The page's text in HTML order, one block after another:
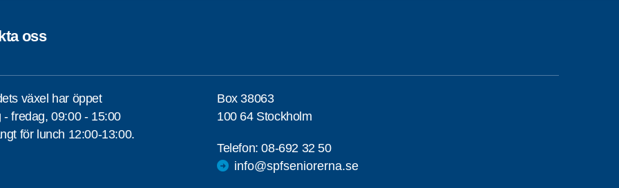
oss
växel har öppet
- fredag, 09:00 - 15:00
för lunch 12:00-13:00.
Box 38063
100 64 Stockholm
Telefon:08-692 32 50
info@spfseniorerna.se